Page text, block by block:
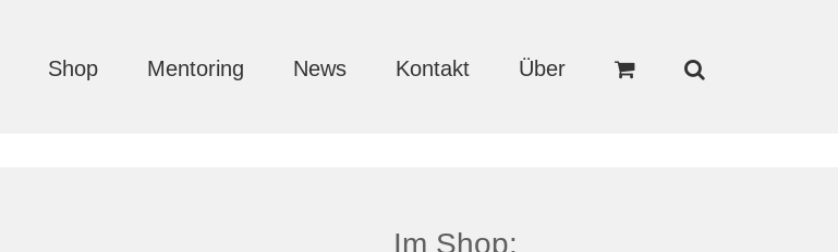
Shop Mentoring News Kontakt Über
Im Shop: